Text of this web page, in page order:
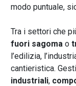
modo puntuale,
Tra i settori che
fuori sagoma o
l’edilizia,
cantieristica.
industriali,